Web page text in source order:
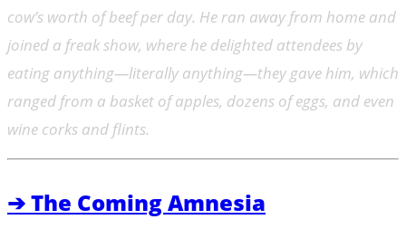
cow’s worth of beef per day. He ran away from home and
joined a freak show, where he delighted attendees by
eating anything—literally anything—they gave him, which
ranged from a basket of apples, dozens of eggs, and even
wine corks and flints.
➔ The Coming Amnesia